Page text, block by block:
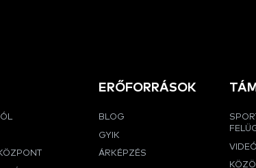
ERŐFORRÁSOK
BLOG
GYIK
ÁRKÉPZÉS